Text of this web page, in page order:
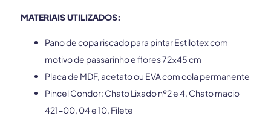
MATERIAIS UTILIZADOS:
Pano de copa riscado para pintar Estilotex com
motivo de passarinho e flores 72×45 cm
Placa de MDF, acetato ou EVA com cola permanente
Pincel Condor: Chato Lixado nº2 e 4, Chato macio
421-00, 04 e 10, Filete